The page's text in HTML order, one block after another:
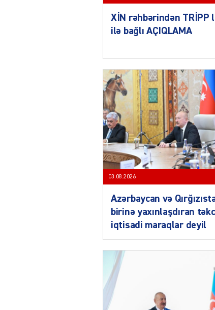
XİN rəhbərindən TRİPP
ilə bağlı AÇIQLAMA
03.08.2026
Azərbaycan və
birinə yaxınlaşdıran
iqtisadi maraqlar deyil